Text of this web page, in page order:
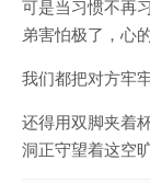
可是当习惯不再
弟害怕极了，心
我们都把对方牢
还得用双脚夹着
洞正守望着这空